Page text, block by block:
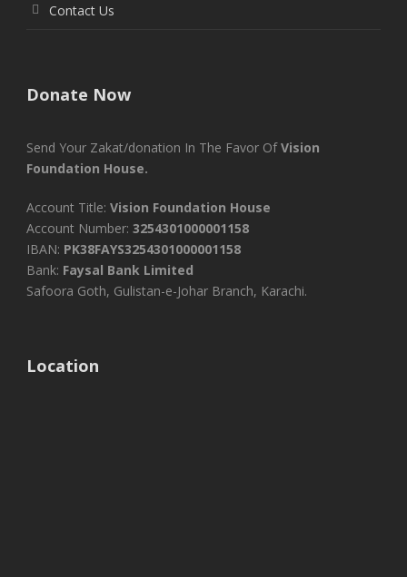
Contact Us
Donate Now
Send Your Zakat/donation In The Favor OfVision
Foundation House.
Account Title: Vision Foundation House
Account Number: 3254301000001158
IBAN: PK38FAYS3254301000001158
Bank: Faysal Bank Limited
Safoora Goth, Gulistan-e-Johar Branch, Karachi.
Location